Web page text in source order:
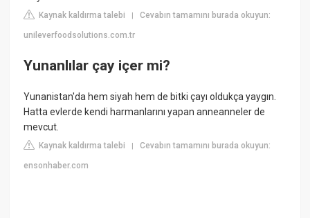
Kaynak kaldırma talebi |Cevabın tamamını burada okuyun:
unileverfoodsolutions.com.tr
Yunanlılar çay içer mi?
Yunanistan'da hem siyah hem de bitki çayı oldukça yaygın.
Hatta evlerde kendi harmanlarını yapan anneanneler de
mevcut.
Kaynak kaldırma talebi |Cevabın tamamını burada okuyun:
ensonhaber.com